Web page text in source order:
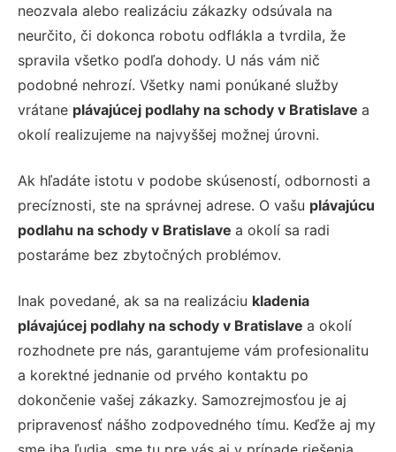
neozvala alebo realizáciu zákazky odsúvala na
neurčito, či dokonca robotu odflákla a tvrdila, že
spravila všetko podľa dohody. U nás vám nič
podobné nehrozí. Všetky nami ponúkané služby
vrátane plávajúcej podlahy na schody v Bratislave a
okolí realizujeme na najvyššej možnej úrovni.
Ak hľadáte istotu v podobe skúseností, odbornosti a
precíznosti, ste na správnej adrese. O vašu plávajúcu
podlahu na schody v Bratislave a okolí sa radi
postaráme bez zbytočných problémov.
Inak povedané, ak sa na realizáciu kladenia
plávajúcej podlahy na schody v Bratislave a okolí
rozhodnete pre nás, garantujeme vám profesionalitu
a korektné jednanie od prvého kontaktu po
dokončenie vašej zákazky. Samozrejmosťou je aj
pripravenosť nášho zodpovedného tímu. Keďže aj my